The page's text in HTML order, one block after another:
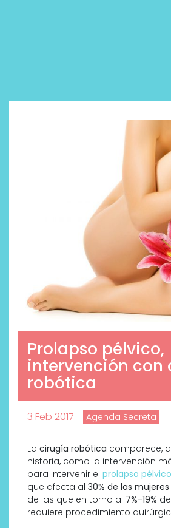
Prolapso pélvico,
intervención con
robótica
3 Feb 2017 Agenda Secreta
La cirugía robótica comparece,
historia, como la intervención
para intervenir el prolapso pélvico
que afecta al 30% de las
de las que en torno al 7%-19%
requiere procedimiento